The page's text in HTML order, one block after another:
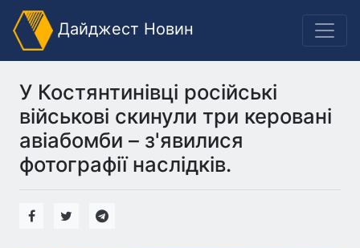
Дайджест Новин
У Костянтинівці російські
військові скинули три керовані
авіабомби – з'явилися
фотографії наслідків.